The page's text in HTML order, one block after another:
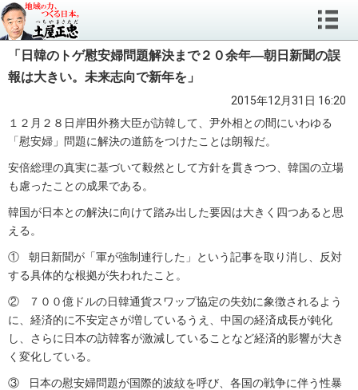
「日韓のトゲ慰安婦問題解決まで２０余年―朝日新聞の誤
報は大きい。未来志向で新年を」
2015年12月31日 16:20
１２月２８日岸田外務大臣が訪韓して、尹外相との間にいわゆる
「慰安婦」問題に解決の道筋をつけたことは朗報だ。
安倍総理の真実に基づいて毅然として方針を貫きつつ、韓国の立場
も慮ったことの成果である。
韓国が日本との解決に向けて踏み出した要因は大きく四つあると思
える。
① 朝日新聞が「軍が強制連行した」という記事を取り消し、反対
する具体的な根拠が失われたこと。
② ７００億ドルの日韓通貨スワップ協定の失効に象徴されるよう
に、経済的に不安定さが増しているうえ、中国の経済成長が鈍化
し、さらに日本の訪韓客が激減していることなど経済的影響が大き
く変化している。
③ 日本の慰安婦問題が国際的波紋を呼び、各国の戦争に伴う性暴